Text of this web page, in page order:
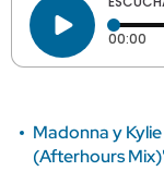
00:00
Madonna y
(Afterhours